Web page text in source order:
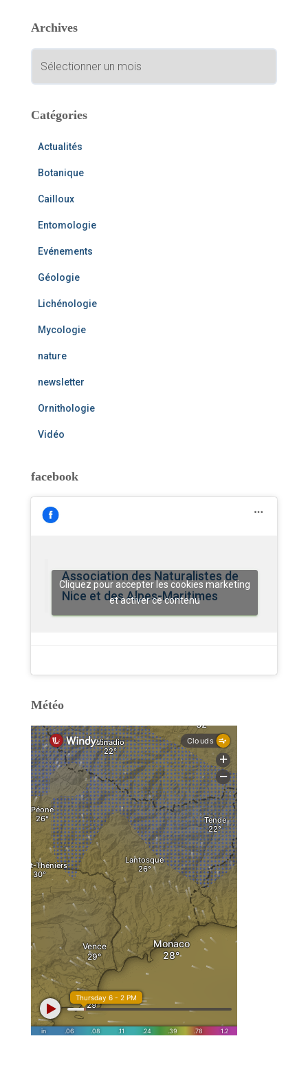
r
r
:
Archives
c
iCatégories
Actualités
Botanique
Cailloux
Entomologie
Evénements
Géologie
Lichénologie
Mycologie
nature
newsletter
Ornithologie
Vidéo
facebook
Association des Naturalistes de
Nice et des Alpes-Maritimes
Cliquez pour accepter les cookies marketing
et activer ce contenu
Météo